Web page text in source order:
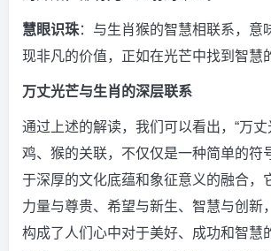
慧眼识珠：与生肖猴的智慧相联系，意
现非凡的价值，正如在光芒中找到智慧
万丈光芒与生肖的深层联系
通过上述的解读，我们可以看出，“万丈
鸡、猴的关联，不仅仅是一种简单的符
于深厚的文化底蕴和象征意义的融合，
力量与尊贵、希望与新生、智慧与创新
构成了人们心中对于美好、成功和智慧